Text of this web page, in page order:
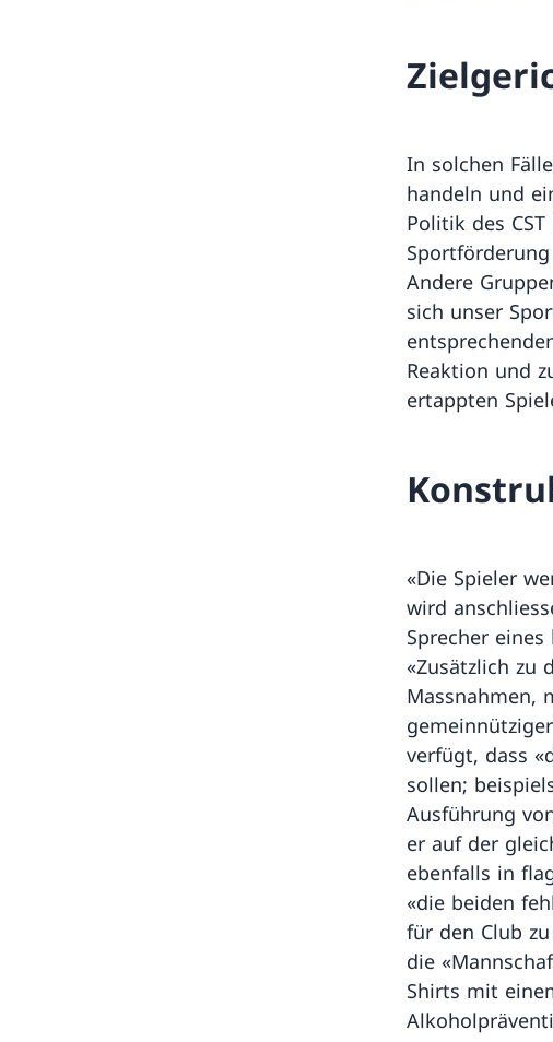
In solchen
handeln und
Politik des
Andere
sich unser
Reaktion und
ertappten
«Die Spieler
wird
Sprecher
«Zusätzlich zu
Massnahmen,
verfügt, dass
sollen;
Ausführung
er auf der
ebenfalls in
«die beiden
für den Club
die
Shirts mit